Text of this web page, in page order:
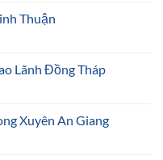
Thuận
Lãnh Đồng Tháp
Xuyên An Giang